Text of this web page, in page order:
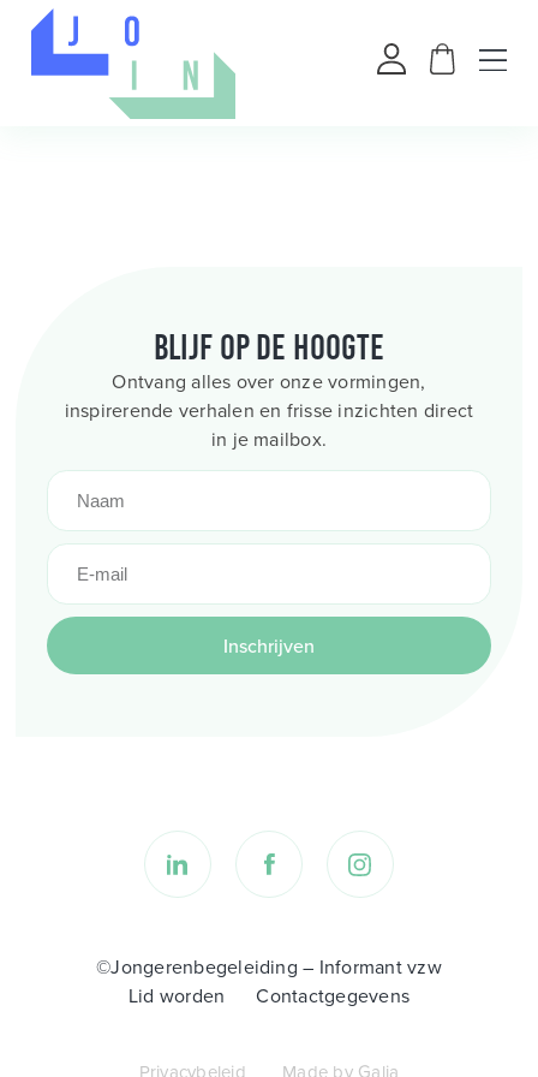
Blijf op de hoogte
Ontvang alles over onze vormingen,
inspirerende verhalen en frisse inzichten direct
in je mailbox.
Inschrijven
©Jongerenbegeleiding – Informant vzw
Lid worden
Contactgegevens
Privacybeleid Made by Galia